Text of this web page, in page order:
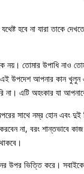
হবে না যারা তাকে
নয়। তোমার উপাধি নাও
এই উপদেশ আপনার কান
এটি অহংকার যা
সাথে নম্র হোন এবং দুই
না, বরং শান্তভাবে
ভিত্তি করে।